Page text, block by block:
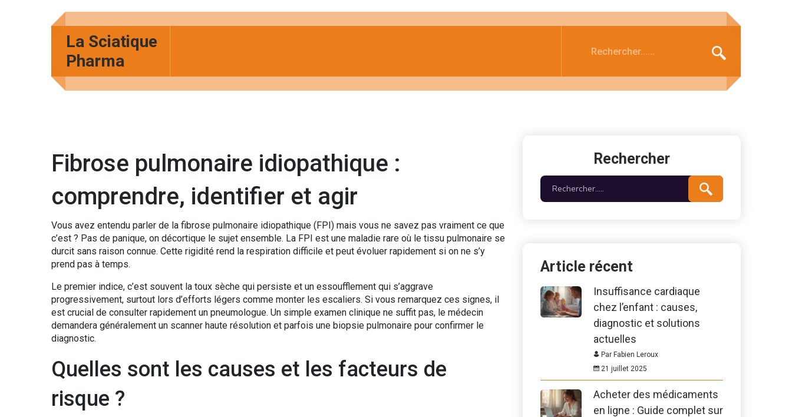
La Sciatique
Pharma
Fibrose pulmonaire idiopathique :
comprendre, identifier et agir
Vous avez entendu parler de la fibrose pulmonaire idiopathique (FPI) mais vous ne savez pas vraiment ce que
c’est ? Pas de panique, on décortique le sujet ensemble. La FPI est une maladie rare où le tissu pulmonaire se
durcit sans raison connue. Cette rigidité rend la respiration difficile et peut évoluer rapidement si on ne s’y
prend pas à temps.
Le premier indice, c’est souvent la toux sèche qui persiste et un essoufflement qui s’aggrave
progressivement, surtout lors d’efforts légers comme monter les escaliers. Si vous remarquez ces signes, il
est crucial de consulter rapidement un pneumologue. Un simple examen clinique ne suffit pas, le médecin
demandera généralement un scanner haute résolution et parfois une biopsie pulmonaire pour confirmer le
diagnostic.
Quelles sont les causes et les facteurs de
risque ?
Rechercher
Article récent
Insuffisance cardiaque
chez l’enfant : causes,
diagnostic et solutions
actuelles
Par Fabien Leroux
21 juillet 2025
Acheter des médicaments
en ligne : Guide complet sur